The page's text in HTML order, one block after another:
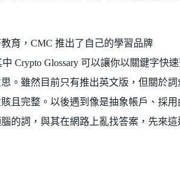
育，CMC 推出了自己的學習品牌
中 Crypto Glossary 可以讓你以關鍵字快
。雖然目前只有推出英文版，但關於詞
且完整。以後遇到像是抽象帳戶、採用
的詞，與其在網路上亂找答案，先來這